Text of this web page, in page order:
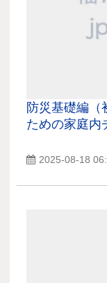
防災基礎編（
ための家庭内
2025-08-18